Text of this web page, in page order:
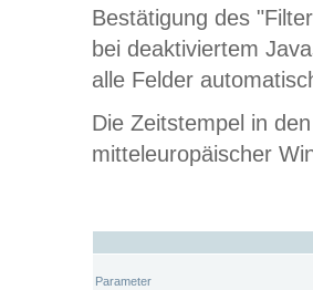
Bestätigung des
bei deaktiviertem
alle Felder
Die Zeitstempel in
mitteleuropäischer
Parameter